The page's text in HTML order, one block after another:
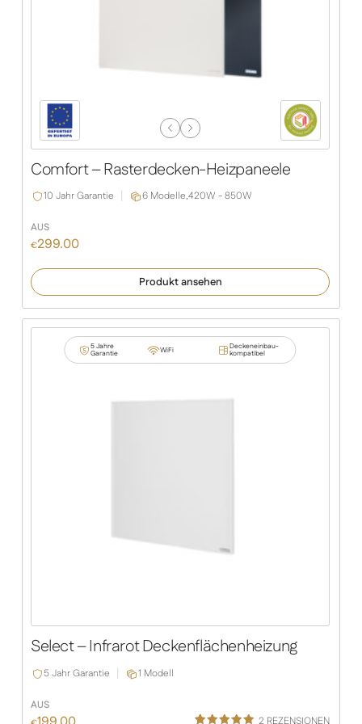
Previous
Slide
Next
Slide
Comfort – Rasterdecken-Heizpaneele
10 Jahr Garantie 6 Modelle,420W - 850W
AUS
€299.00
Produkt ansehen
5 Jahre
Garantie WiFi Deckeneinbau-
kompatibel
Select – Infrarot Deckenflächenheizung
5 Jahr Garantie 1 Modell
AUS
2 REZENSIONEN